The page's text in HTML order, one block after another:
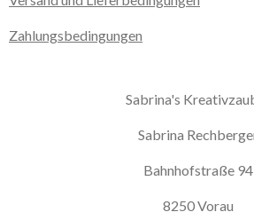
Zahlungsbedingungen
Sabrina's
Sabrina
Bahnhofstraße 94
8250 Vorau